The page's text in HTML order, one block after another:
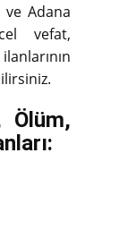
Adana
vefat,
Ölüm,